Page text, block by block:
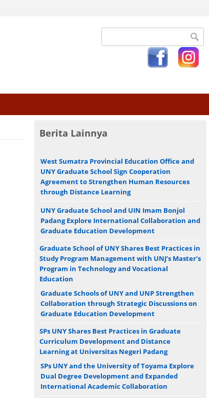
Search form
Berita Lainnya
West Sumatra Provincial Education Office and
UNY Graduate School Sign Cooperation
Agreement to Strengthen Human Resources
through Distance Learning
UNY Graduate School and UIN Imam Bonjol
Padang Explore International Collaboration and
Graduate Education Development
Graduate School of UNY Shares Best Practices in
Study Program Management with UNJ’s Master’s
Program in Technology and Vocational
Education
Graduate Schools of UNY and UNP Strengthen
Collaboration through Strategic Discussions on
Graduate Education Development
SPs UNY Shares Best Practices in Graduate
Curriculum Development and Distance
Learning at Universitas Negeri Padang
SPs UNY and the University of Toyama Explore
Dual Degree Development and Expanded
International Academic Collaboration